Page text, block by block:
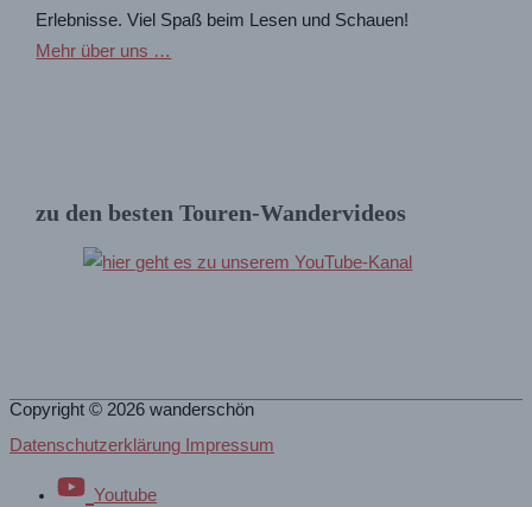
Erlebnisse. Viel Spaß beim Lesen und Schauen!
Mehr über uns …
zu den besten Touren-Wandervideos
Copyright © 2026 wanderschön
Datenschutzerklärung Impressum
Youtube